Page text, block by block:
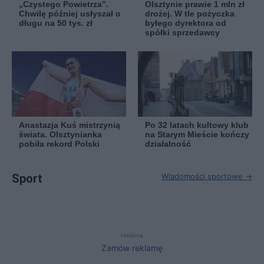
„Czystego Powietrza”.
Chwilę później usłyszał o
długu na 50 tys. zł
Olsztynie prawie 1 mln zł
drożej. W tle pożyczka
byłego dyrektora od
spółki sprzedawcy
Anastazja Kuś mistrzynią
świata. Olsztynianka
pobiła rekord Polski
Po 32 latach kultowy klub
na Starym Mieście kończy
działalność
Sport Wiadomości sportowe →
reklama
Zamów reklamę